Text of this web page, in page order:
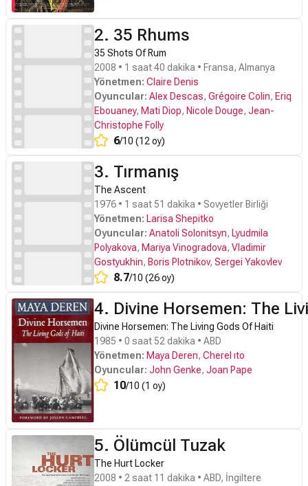
2. 35 Rhums
35 Shots Of Rum
2008 • 1 saat 40 dakika • Fransa, Almanya
Yönetmen: Claire Denis
Oyuncular: Alex Descas, Grégoire Colin, Eriq
Ebouaney, Mati Diop, Nicole Douge, Jean-
Christophe Folly
6/10 (12 oy)
3. Tırmanış
The Ascent
1976 • 1 saat 51 dakika • Sovyetler Birliği
Yönetmen: Larisa Shepitko
Oyuncular: Anatoli Solonitsyn, Lyudmila
Polyakova, Mariya Vinogradova, Vladimir
Gostyukhin, Boris Plotnikov, Sergei Yakovlev
8.7/10 (26 oy)
4. Divine Horsemen: The
Divine Horsemen: The Living Gods Of Haiti
1985 • 0 saat 52 dakika • ABD
Yönetmen: Maya Deren, Cherel ıto
Oyuncular: John Genke, Joan Pape
10/10 (1 oy)
5. Ölümcül Tuzak
The Hurt Locker
2008 • 2 saat 11 dakika • ABD, İngiltere